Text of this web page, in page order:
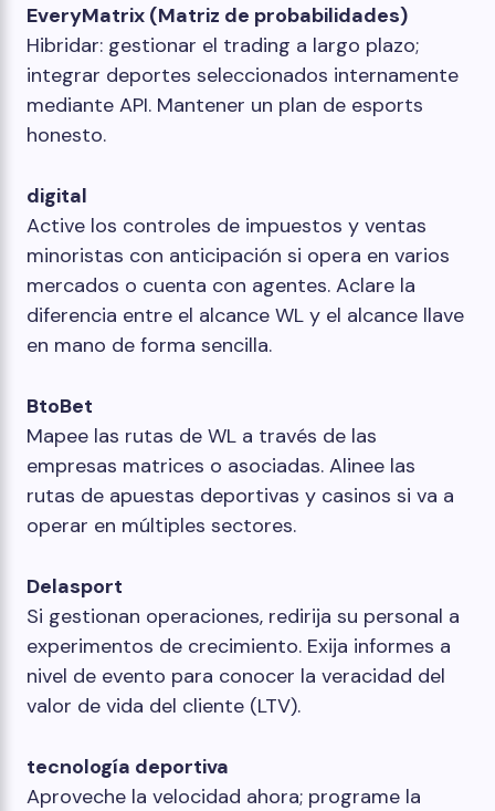
EveryMatrix (Matriz de probabilidades)
Hibridar: gestionar el trading a largo plazo;
integrar deportes seleccionados internamente
mediante API. Mantener un plan de esports
honesto.
digital
Active los controles de impuestos y ventas
minoristas con anticipación si opera en varios
mercados o cuenta con agentes. Aclare la
diferencia entre el alcance WL y el alcance llave
en mano de forma sencilla.
BtoBet
Mapee las rutas de WL a través de las
empresas matrices o asociadas. Alinee las
rutas de apuestas deportivas y casinos si va a
operar en múltiples sectores.
Delasport
Si gestionan operaciones, redirija su personal a
experimentos de crecimiento. Exija informes a
nivel de evento para conocer la veracidad del
valor de vida del cliente (LTV).
tecnología deportiva
Aproveche la velocidad ahora; programe la